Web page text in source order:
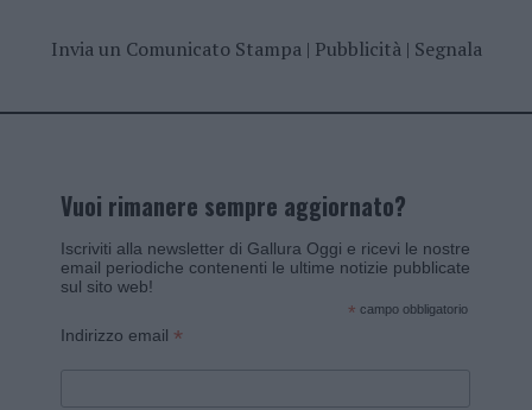
Invia un Comunicato Stampa| Pubblicità| Segnala
Vuoi rimanere sempre aggiornato?
Iscriviti alla newsletter di Gallura Oggi e ricevi le nostre
email periodiche contenenti le ultime notizie pubblicate
sul sito web!
* campo obbligatorio
Indirizzo email *